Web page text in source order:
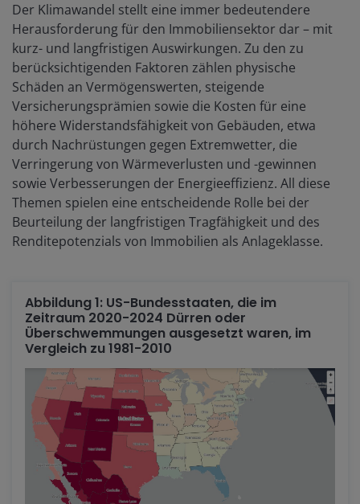
Der Klimawandel stellt eine immer bedeutendere
Herausforderung für den Immobiliensektor dar – mit
kurz- und langfristigen Auswirkungen. Zu den zu
berücksichtigenden Faktoren zählen physische
Schäden an Vermögenswerten, steigende
Versicherungsprämien sowie die Kosten für eine
höhere Widerstandsfähigkeit von Gebäuden, etwa
durch Nachrüstungen gegen Extremwetter, die
Verringerung von Wärmeverlusten und -gewinnen
sowie Verbesserungen der Energieeffizienz. All diese
Themen spielen eine entscheidende Rolle bei der
Beurteilung der langfristigen Tragfähigkeit und des
Renditepotenzials von Immobilien als Anlageklasse.
Abbildung 1: US-Bundesstaaten, die im
Zeitraum 2020-2024 Dürren oder
Überschwemmungen ausgesetzt waren, im
Vergleich zu 1981-2010